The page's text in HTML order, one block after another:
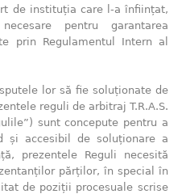
de instituția care l-a înființat,
pentru garantarea
prin Regulamentul Intern al
lor să fie soluționate de
reguli de arbitraj T.R.A.S.
sunt concepute pentru a
și accesibil de soluționare a
prezentele Reguli necesită
părților, în special în
de poziții procesuale scrise